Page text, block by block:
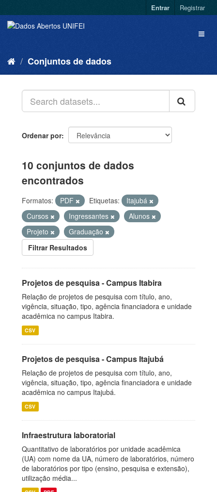
Entrar Registrar
Conjuntos de dados
Ordenar por
10 conjuntos de dados
encontrados
Formatos: PDF Etiquetas:
Itajubá
Cursos
Ingressantes
Alunos
Projeto
Graduação
Filtrar Resultados
Projetos de pesquisa - Campus Itabira
Relação de projetos de pesquisa com título, ano,
vigência, situação, tipo, agência financiadora e unidade
acadêmica no campus Itabira.
CSV
Projetos de pesquisa - Campus Itajubá
Relação de projetos de pesquisa com título, ano,
vigência, situação, tipo, agência financiadora e unidade
acadêmica no campus Itajubá.
CSV
Infraestrutura laboratorial
Quantitativo de laboratórios por unidade acadêmica
(UA) com nome da UA, número de laboratórios, número
de laboratórios por tipo (ensino, pesquisa e extensão),
utilização média...